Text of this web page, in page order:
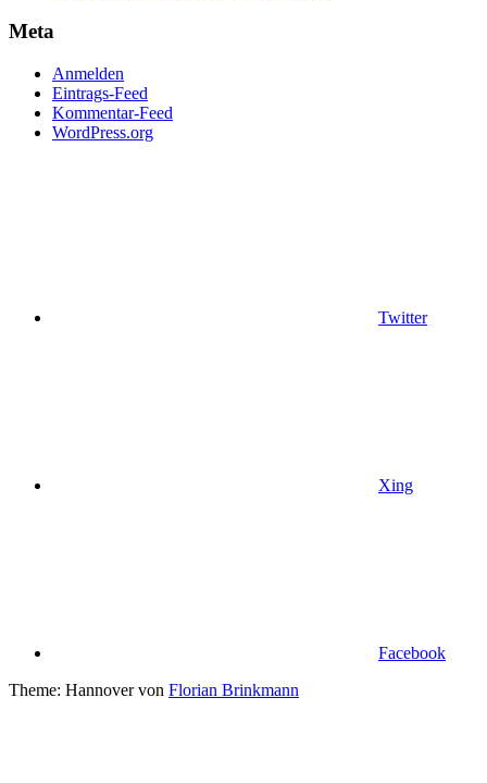
Meta
Anmelden
Eintrags-Feed
Kommentar-Feed
WordPress.org
Twitter
Xing
Facebook
Theme: Hannover von Florian Brinkmann